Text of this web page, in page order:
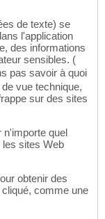
de texte) se
l'application
des informations
sensibles. (
pas savoir à quoi
vue technique,
sur des sites
n'importe quel
les sites Web
obtenir des
comme une